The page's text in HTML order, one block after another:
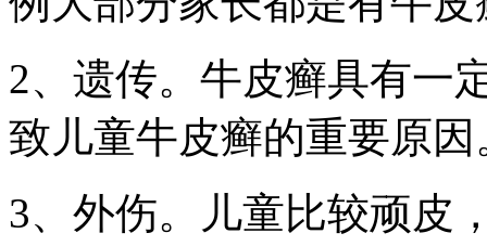
2、遗传。牛皮癣具有一
致儿童牛皮癣的重要原因
3、外伤。儿童比较顽皮